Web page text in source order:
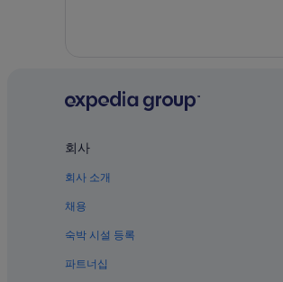
회사
회사 소개
채용
숙박 시설 등록
파트너십